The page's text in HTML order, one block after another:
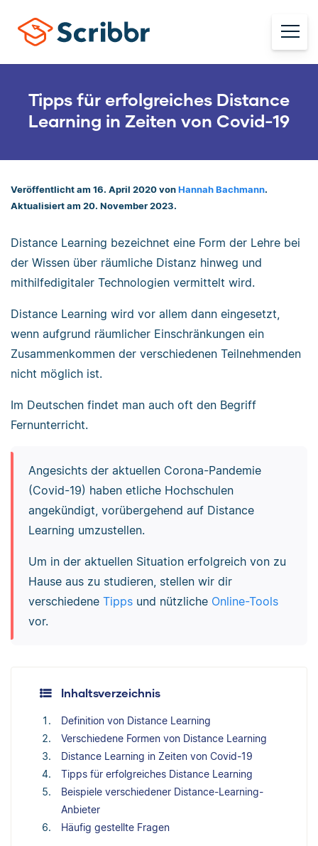
Tipps für erfolgreiches Distance
Learning in Zeiten von Covid-19
Veröffentlicht am 16. April 2020 von Hannah Bachmann.
Aktualisiert am 20. November 2023.
Distance Learning bezeichnet eine Form der Lehre bei
der Wissen über räumliche Distanz hinweg und
mithilfedigitaler Technologien vermittelt wird.
Distance Learning wird vor allem dann eingesetzt,
wenn aufgrund räumlicher Einschränkungen ein
Zusammenkommen der verschiedenen Teilnehmenden
nicht möglich ist.
Im Deutschen findet man auch oft den Begriff
Fernunterricht.
Angesichts der aktuellen Corona-Pandemie
(Covid-19) haben etliche Hochschulen
angekündigt, vorübergehend auf Distance
Learning umzustellen.
Um in der aktuellen Situation erfolgreich von zu
Hause aus zu studieren, stellen wir dir
verschiedene Tippsund nützliche Online-Tools
vor.
Inhaltsverzeichnis
Definition von Distance Learning
Verschiedene Formen von Distance Learning
Distance Learning in Zeiten von Covid-19
Tipps für erfolgreiches Distance Learning
Beispiele verschiedener Distance-Learning-
Anbieter
Häufig gestellte Fragen